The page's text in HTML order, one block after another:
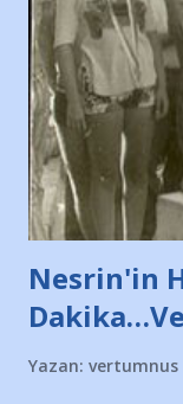
adına açıklama
söylüyoruz. Bu son
ait tanıtıcı
Belediyesi ile
de kınıyoruz'' diye
yazının hemen
Nesrin'in
Yazan: vertumnus